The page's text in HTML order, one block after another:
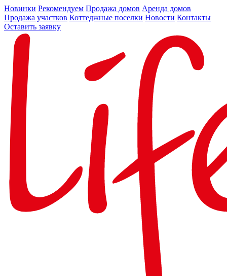
Новинки Рекомендуем Продажа домов Аренда домов
Продажа участков Коттеджные поселки Новости Контакты
Оставить заявку